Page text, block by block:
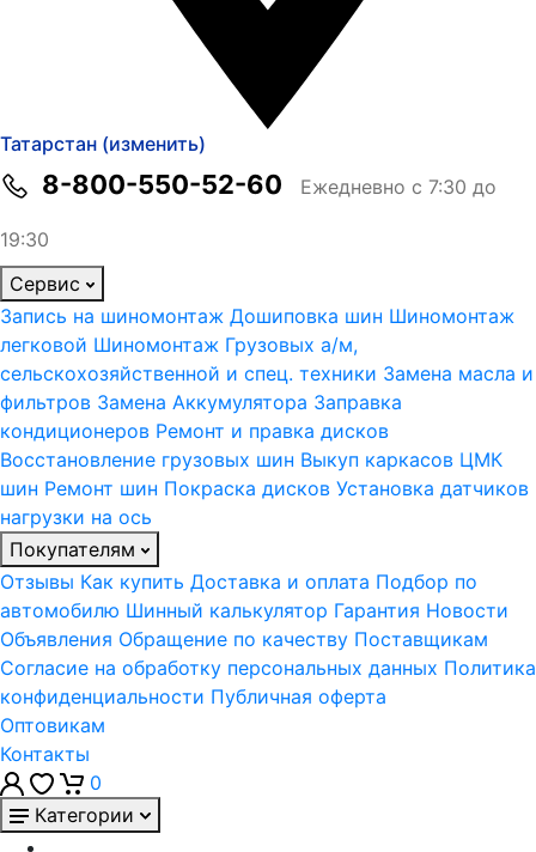
Татарстан (изменить)
8-800-550-52-60 Ежедневно с 7:30 до
19:30
Сервис
Запись на шиномонтаж Дошиповка шин Шиномонтаж
легковой Шиномонтаж Грузовых а/м,
сельскохозяйственной и спец. техники Замена масла и
фильтров Замена Аккумулятора Заправка
кондиционеров Ремонт и правка дисков
Восстановление грузовых шин Выкуп каркасов ЦМК
шин Ремонт шин Покраска дисков Установка датчиков
нагрузки на ось
Покупателям
Отзывы Как купить Доставка и оплата Подбор по
автомобилю Шинный калькулятор Гарантия Новости
Объявления Обращение по качеству Поставщикам
Согласие на обработку персональных данных Политика
конфиденциальности Публичная оферта
Оптовикам
Контакты
0
Категории